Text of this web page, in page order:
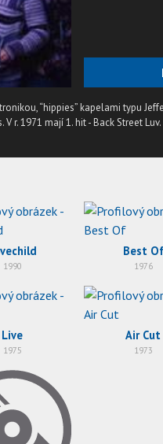
“hippies” kapelami typu
V r. 1971 mají 1. hit - Back Street
1990
Best Of
1976
Live
1975
Air Cut
1973